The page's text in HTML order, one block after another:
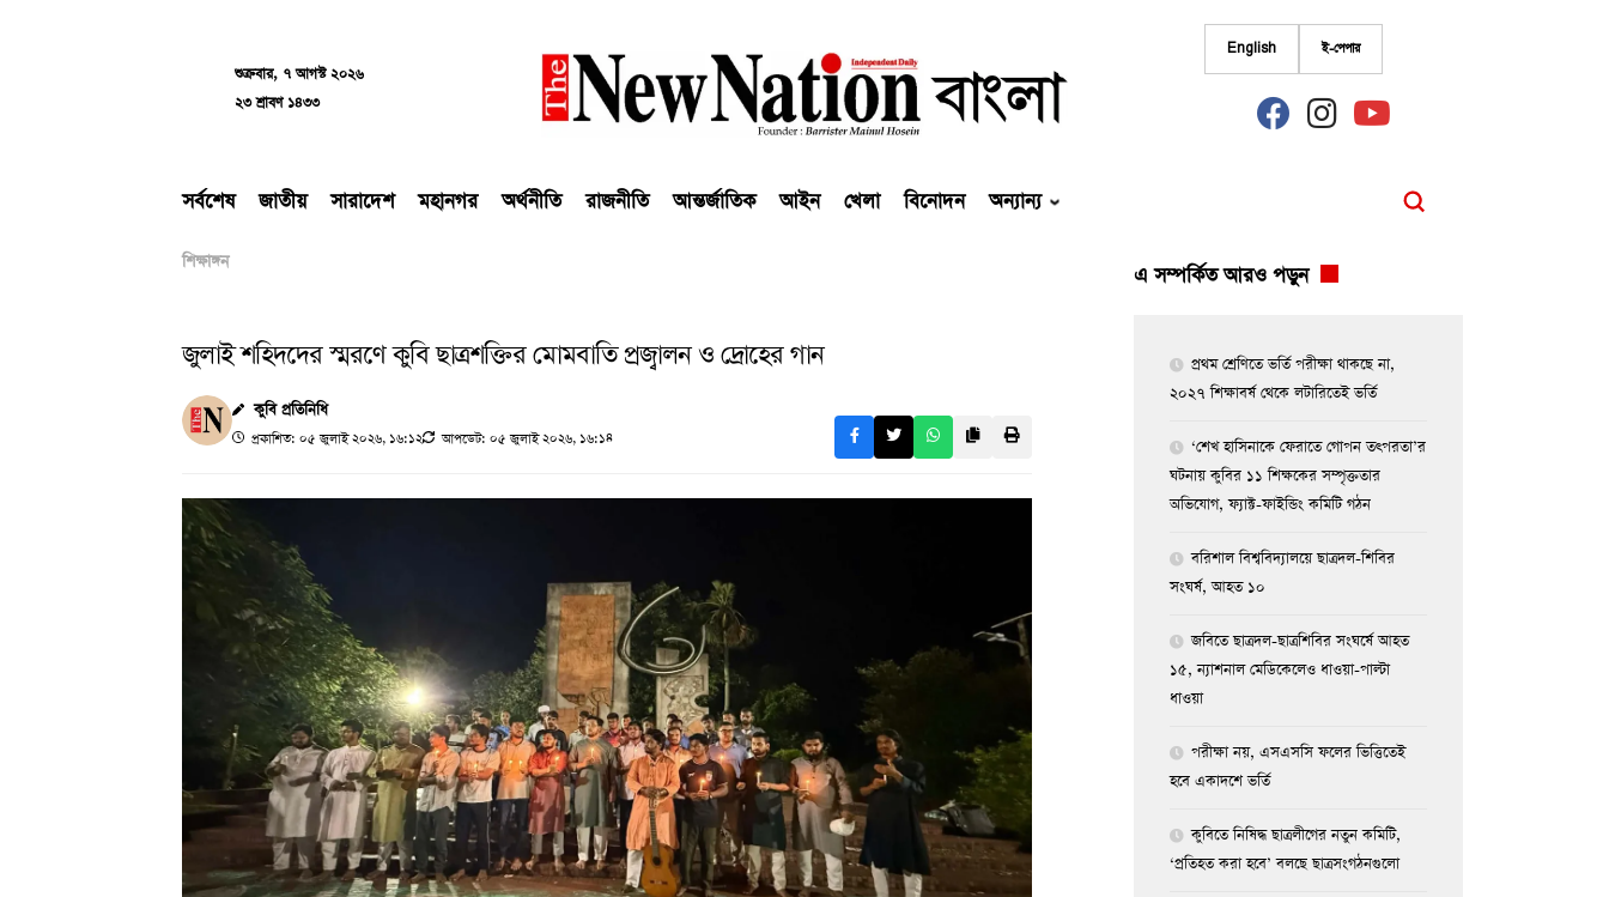
শুক্রবার, ৭ আগস্ট ২০২৬
২৩ শ্রাবণ ১৪৩৩
English ই-পেপার
fab
fa-
fab
fa-
fab
fa-
সর্বশেষ জাতীয় সারাদেশ মহানগর অর্থনীতি রাজনীতি আন্তর্জাতিক আইন খেলা বিনোদন অন্যান্য
শিক্ষাঙ্গন
জুলাই শহিদদের স্মরণে কুবি ছাত্রশক্তির মোমবাতি প্রজ্বালন ও দ্রোহের গান
কুবি প্রতিনিধি
প্রকাশিত: ০৫ জুলাই ২০২৬, ১৬:১২ আপডেট: ০৫ জুলাই ২০২৬, ১৬:১৪
এ সম্পর্কিত আরও পড়ুন
প্রথম শ্রেণিতে ভর্তি পরীক্ষা থাকছে না,
২০২৭ শিক্ষাবর্ষ থেকে লটারিতেই ভর্তি
‘শেখ হাসিনাকে ফেরাতে গোপন তৎপরতা’র
ঘটনায় কুবির ১১ শিক্ষকের সম্পৃক্ততার
অভিযোগ, ফ্যাক্ট-ফাইন্ডিং কমিটি গঠন
বরিশাল বিশ্ববিদ্যালয়ে ছাত্রদল-শিবির
সংঘর্ষ, আহত ১০
জবিতে ছাত্রদল-ছাত্রশিবির সংঘর্ষে আহত
১৫, ন্যাশনাল মেডিকেলেও ধাওয়া-পাল্টা
ধাওয়া
পরীক্ষা নয়, এসএসসি ফলের ভিত্তিতেই
হবে একাদশে ভর্তি
কুবিতে নিষিদ্ধ ছাত্রলীগের নতুন কমিটি,
‘প্রতিহত করা হবে’ বলছে ছাত্রসংগঠনগুলো